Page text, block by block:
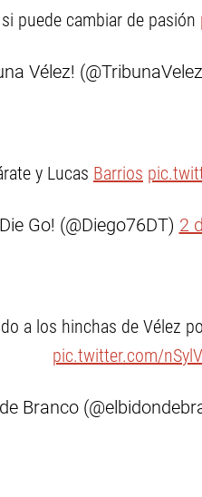
puede cambiar de pasión
Vélez!
y Lucas Barrios
Go! (@Diego76DT) 2
a los hinchas de Vélez
pic.twitter.com/
Branco